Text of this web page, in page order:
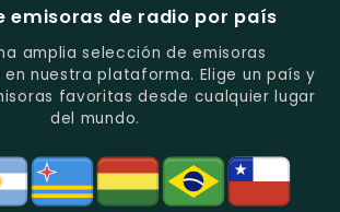
Estación
De
Los
Deportes
En
Guayaquil.
Populares
Y
Folclore
En
Azogues.
emisoras de radio por país
amplia selección de emisoras
nuestra plataforma. Elige un país y
favoritas desde cualquier lugar
del mundo.